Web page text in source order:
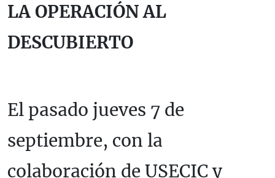
LA OPERACIÓN AL
DESCUBIERTO
El pasado jueves 7 de
septiembre, con la
colaboración de USECIC y